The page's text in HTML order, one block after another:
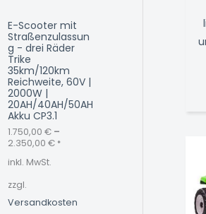
T
I
E-Scooter mit
Straßenzulassun
g - drei Räder
Trike
35km/120km
Reichweite, 60V |
2000W |
20AH/40AH/50AH
Akku CP3.1
1.750,00€ –
2.350,00€ *
inkl. MwSt.
zzgl.
Versandkosten